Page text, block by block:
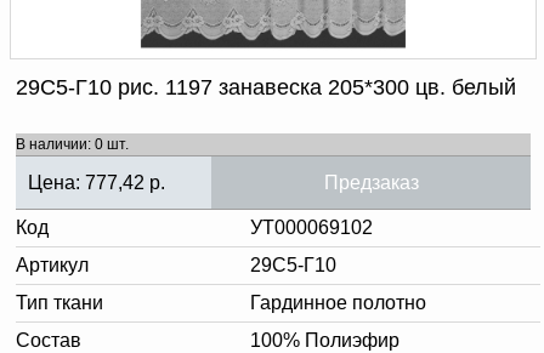
Документы по работе с
персональными данными
Письмо руководителю
Вопросы и ответы
Новости | Статьи
29С5-Г10 рис. 1197 занавеска 205*300 цв. белый
В наличии: 0 шт.
Цена: 777,42 р. Предзаказ
Код
УТ000069102
Артикул
29С5-Г10
Тип ткани
Гардинное полотно
Состав
100% Полиэфир
в